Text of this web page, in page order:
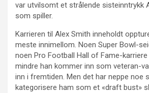
var utvilsomt et strålende sisteinntrykk
som spiller.
Karrieren til Alex Smith inneholdt
meste innimellom. Noen Super Bowl-
noen Pro Football Hall of Fame-
mindre han kommer inn som veteran-
inn i fremtiden. Men det har neppe noe
kategorisere ham som et «draft bust»